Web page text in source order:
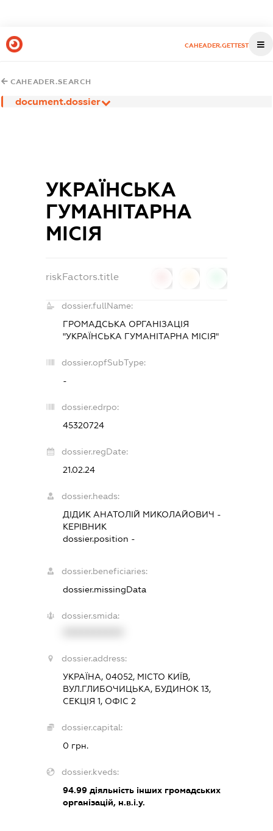
CAHEADER.GETTEST
CAHEADER.SEARCH
document.dossier
УКРАЇНСЬКА
ГУМАНІТАРНА
МІСІЯ
riskFactors.title
dossier.fullName:
ГРОМАДСЬКА ОРГАНІЗАЦІЯ
"УКРАЇНСЬКА ГУМАНІТАРНА МІСІЯ"
dossier.opfSubType:
-
dossier.edrpo:
45320724
dossier.regDate:
21.02.24
dossier.heads:
ДІДИК АНАТОЛІЙ МИКОЛАЙОВИЧ -
КЕРІВНИК
dossier.position -
dossier.beneficiaries:
dossier.missingData
dossier.smida:
dossier.address:
УКРАЇНА, 04052, МІСТО КИЇВ,
ВУЛ.ГЛИБОЧИЦЬКА, БУДИНОК 13,
СЕКЦІЯ 1, ОФІС 2
dossier.capital:
0 грн.
dossier.kveds:
94.99 діяльність інших громадських
організацій, н.в.і.у.